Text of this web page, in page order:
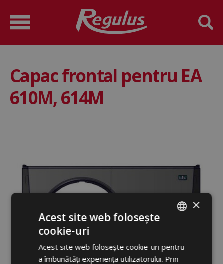
Capac frontal pentru EA
610M, 614M
ENGLISH
×
Acest site web folosește
cookie-uri
Acest site web folosește cookie-uri pentru
a îmbunătăți experiența utilizatorului. Prin